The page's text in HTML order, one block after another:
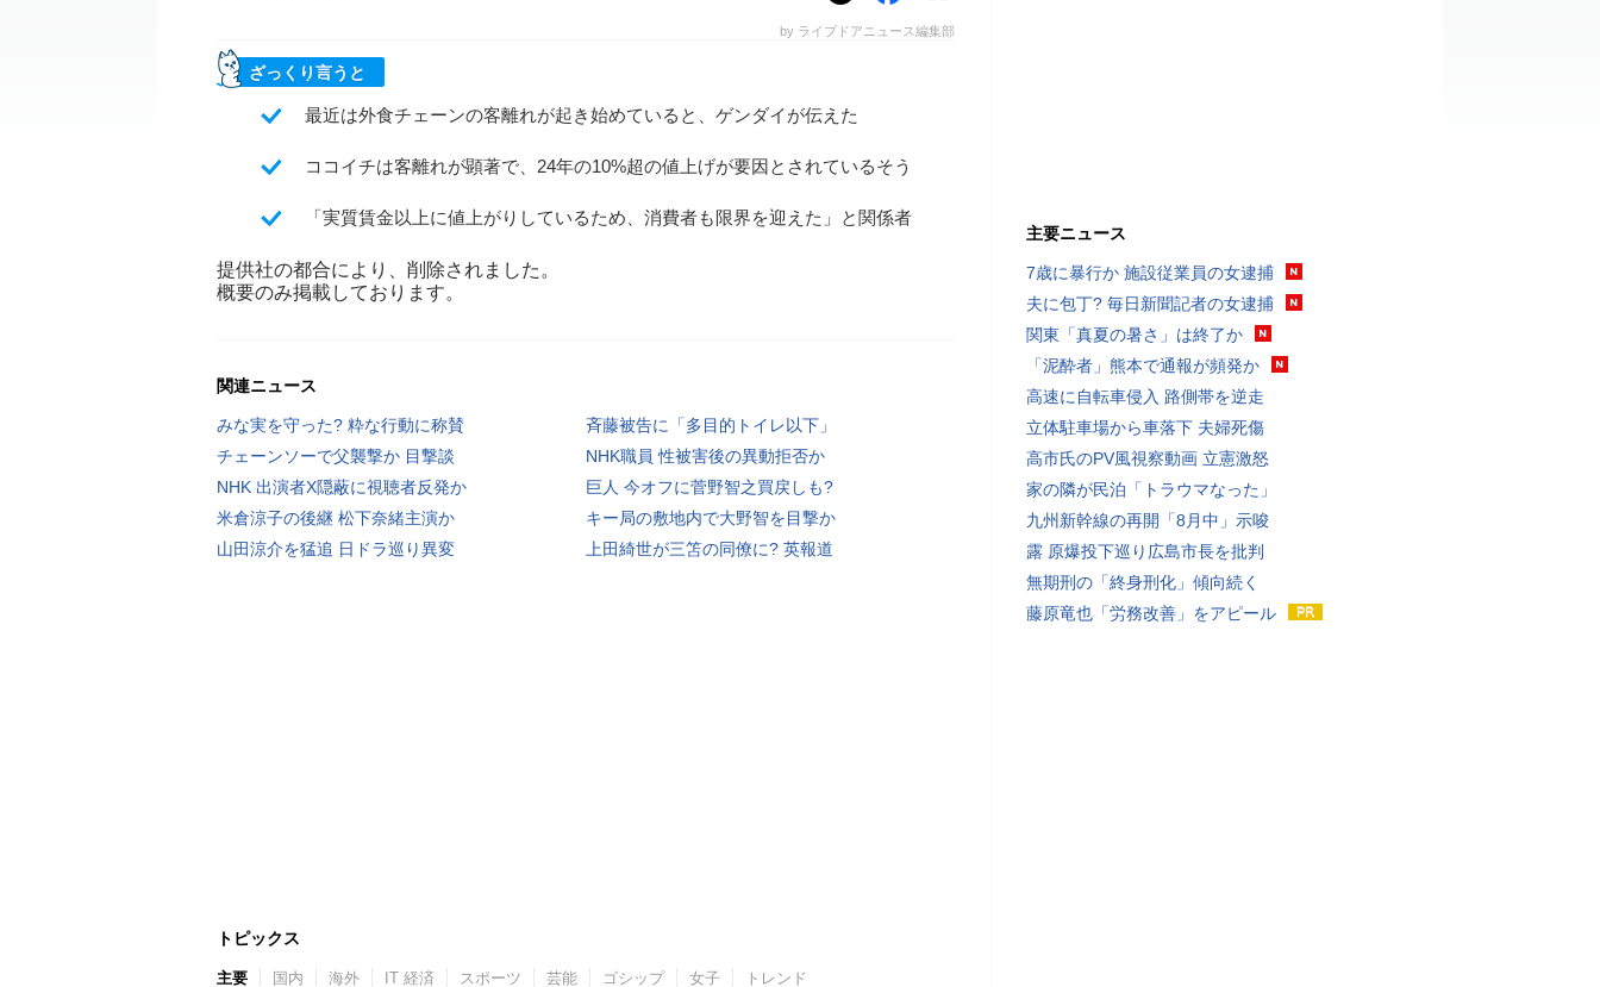
by ライブドアニュース編集部
ざっくり言うと
最近は外食チェーンの客離れが起き始めていると、ゲンダイが伝えた
ココイチは客離れが顕著で、24年の10%超の値上げが要因とされているそう
「実質賃金以上に値上がりしているため、消費者も限界を迎えた」と関係者
提供社の都合により、削除されました。
概要のみ掲載しております。
関連ニュース
みな実を守った? 粋な行動に称賛
斉藤被告に「多目的トイレ以下」
チェーンソーで父襲撃か 目撃談
NHK職員 性被害後の異動拒否か
NHK 出演者X隠蔽に視聴者反発か
巨人 今オフに菅野智之買戻しも?
米倉涼子の後継 松下奈緒主演か
キー局の敷地内で大野智を目撃か
山田涼介を猛追 日ドラ巡り異変
上田綺世が三笘の同僚に? 英報道
トピックス
主要 国内 海外 IT 経済 スポーツ 芸能 ゴシップ 女子 トレンド
主要ニュース
7歳に暴行か 施設従業員の女逮捕
夫に包丁? 毎日新聞記者の女逮捕
関東「真夏の暑さ」は終了か
「泥酔者」熊本で通報が頻発か
高速に自転車侵入 路側帯を逆走
立体駐車場から車落下 夫婦死傷
高市氏のPV風視察動画 立憲激怒
家の隣が民泊「トラウマなった」
九州新幹線の再開「8月中」示唆
露 原爆投下巡り広島市長を批判
無期刑の「終身刑化」傾向続く
藤原竜也「労務改善」をアピール